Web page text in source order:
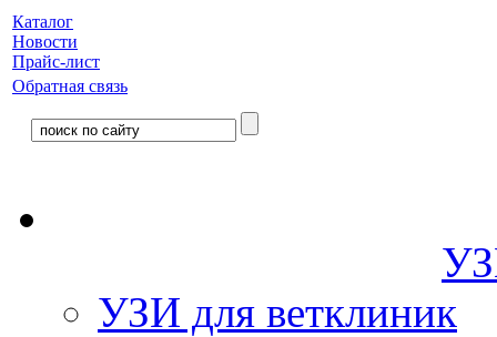
Каталог
Новости
Прайс-лист
Обратная связь
УЗИ для ветклиник